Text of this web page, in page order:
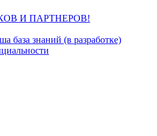
И ПАРТНЕРОВ!
база знаний (в разработке)